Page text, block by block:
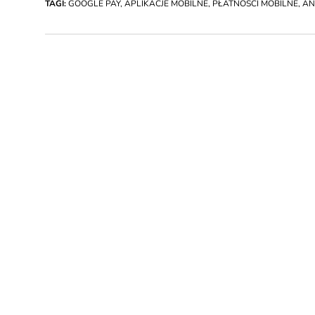
TAGI:GOOGLE PAY, APLIKACJE MOBILNE, PŁATNOŚCI MOBILNE,